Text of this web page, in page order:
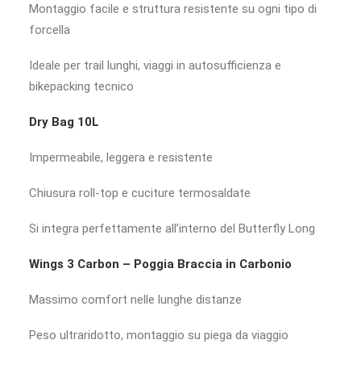
Montaggio facile e struttura resistente su ogni tipo di
forcella
Ideale per trail lunghi, viaggi in autosufficienza e
bikepacking tecnico
Dry Bag 10L
Impermeabile, leggera e resistente
Chiusura roll-top e cuciture termosaldate
Si integra perfettamente all’interno del Butterfly Long
Wings 3 Carbon – Poggia Braccia in Carbonio
Massimo comfort nelle lunghe distanze
Peso ultraridotto, montaggio su piega da viaggio